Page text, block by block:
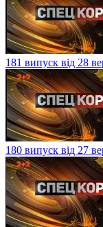
181 випуск від 28
180 випуск від 27